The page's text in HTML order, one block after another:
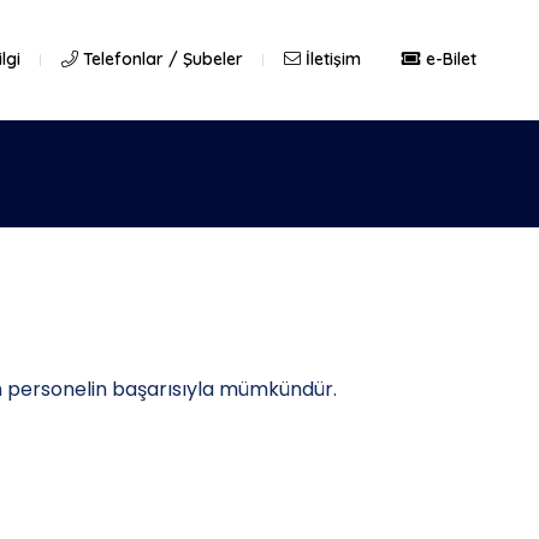
Telefonlar / Şubeler İletişim e-Bilet
başarısıyla mümkündür.